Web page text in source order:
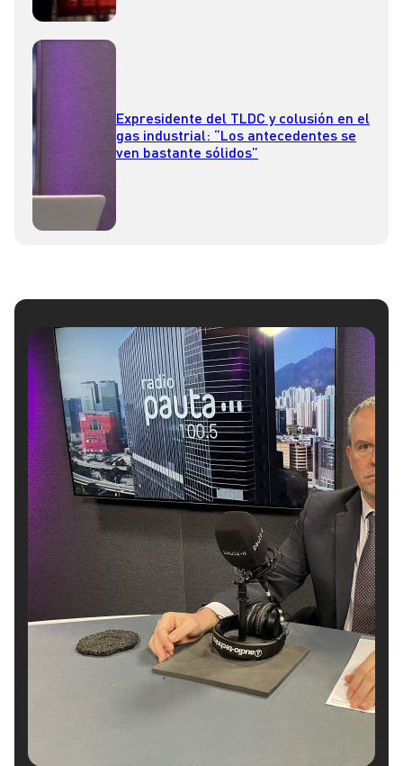
Expresidente del TLDC y colusión en el
gas industrial: “Los antecedentes se
ven bastante sólidos”